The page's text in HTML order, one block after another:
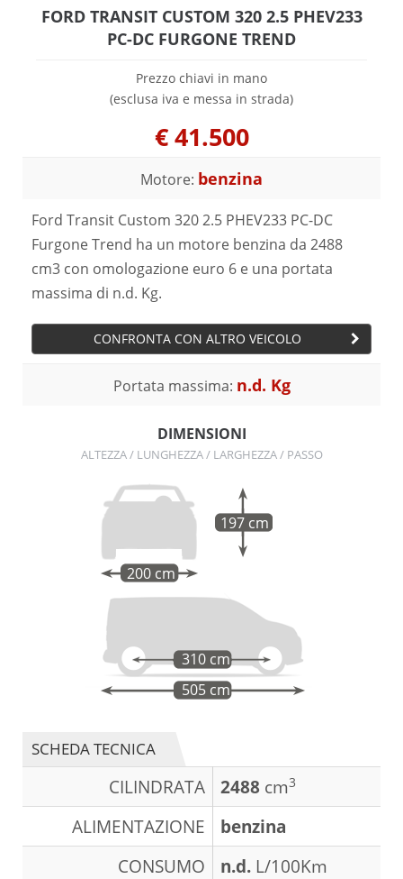
FORD TRANSIT CUSTOM 320 2.5 PHEV233
PC-DC FURGONE TREND
Prezzo chiavi in mano
(esclusa iva e messa in strada)
€41.500
Motore: benzina
Ford Transit Custom 320 2.5 PHEV233 PC-DC
Furgone Trend ha un motore benzina da 2488
cm3 con omologazione euro 6 e una portata
massima di n.d. Kg.
CONFRONTA CON ALTRO VEICOLO
Portata massima: n.d. Kg
DIMENSIONI
ALTEZZA / LUNGHEZZA / LARGHEZZA / PASSO
200 cm
197 cm
505 cm
310 cm
SCHEDA TECNICA
CILINDRATA 2488 cm3
ALIMENTAZIONE
benzina
CONSUMO
n.d. L/100Km